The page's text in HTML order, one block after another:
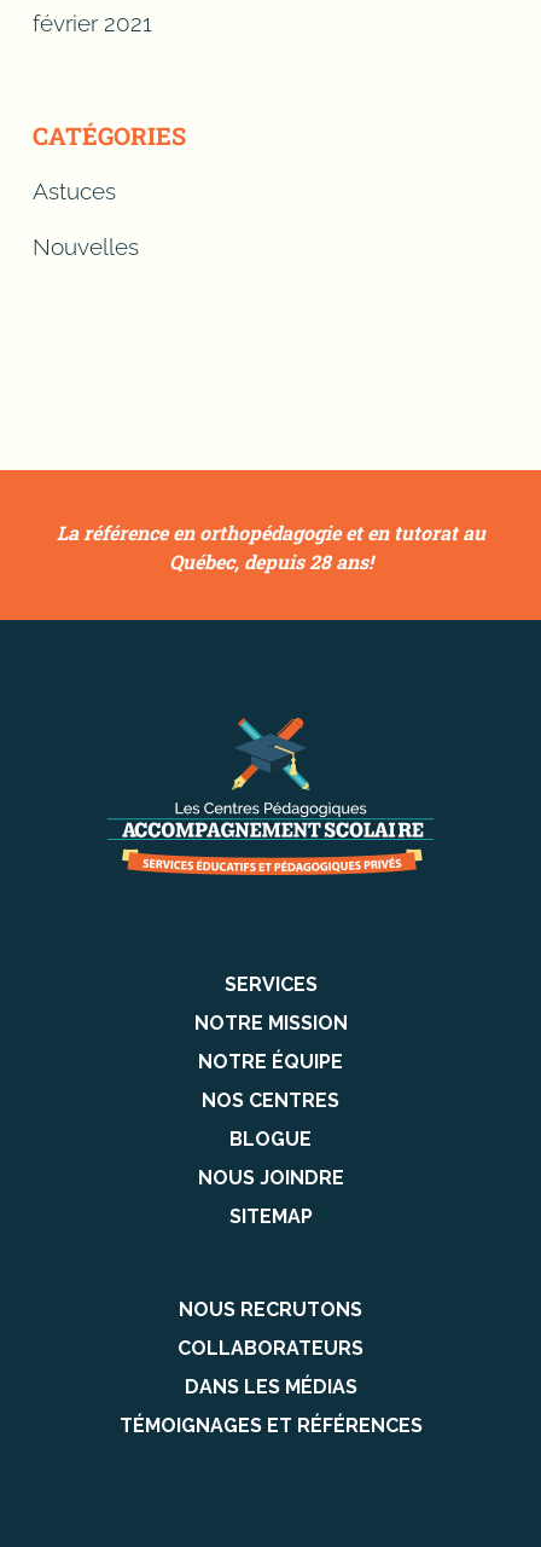
février 2021
CATÉGORIES
Astuces
Nouvelles
La référence en orthopédagogie et en tutorat au
Québec, depuis 28 ans!
SERVICES
NOTRE MISSION
NOTRE ÉQUIPE
NOS CENTRES
BLOGUE
NOUS JOINDRE
SITEMAP
NOUS RECRUTONS
COLLABORATEURS
DANS LES MÉDIAS
TÉMOIGNAGES ET RÉFÉRENCES